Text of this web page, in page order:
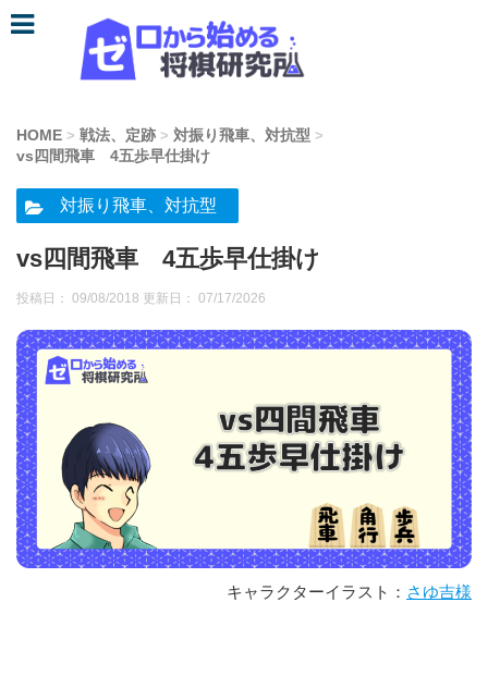
HOME > 戦法、定跡 > 対振り飛車、対抗型 >
vs四間飛車 4五歩早仕掛け
対振り飛車、対抗型
vs四間飛車 4五歩早仕掛け
投稿日： 09/08/2018 更新日： 07/17/2026
キャラクターイラスト： さゆ吉様